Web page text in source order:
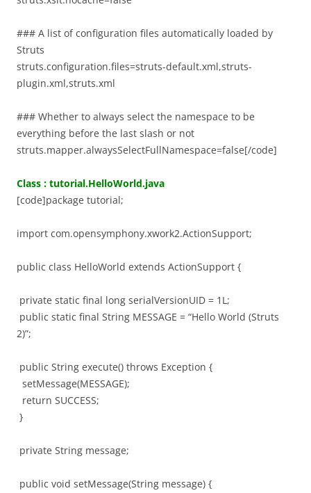
### A list of configuration files automatically loaded by
Struts
struts.configuration.files=struts-default.xml,struts-
plugin.xml,struts.xml
### Whether to always select the namespace to be
everything before the last slash or not
struts.mapper.alwaysSelectFullNamespace=false[/code]
Class : tutorial.HelloWorld.java
[code]package tutorial;
import com.opensymphony.xwork2.ActionSupport;
public class HelloWorld extends ActionSupport {
private static final long serialVersionUID = 1L;
public static final String MESSAGE = “Hello World (Struts
2)”;
public String execute() throws Exception {
setMessage(MESSAGE);
return SUCCESS;
}
private String message;
public void setMessage(String message) {